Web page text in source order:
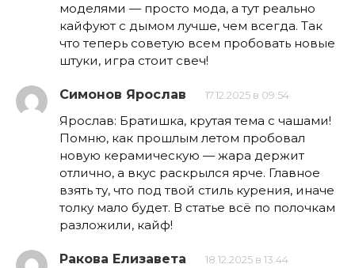
моделями — просто мода, а тут реально
кайфуют с дымом лучше, чем всегда. Так
что теперь советую всем пробовать новые
штуки, игра стоит свеч!
Симонов Ярослав 17.12.2025 в 09:54
Ярослав: Братишка, крутая тема с чашами!
Помню, как прошлым летом пробовал
новую керамическую — жара держит
отлично, а вкус раскрылся ярче. Главное
взять ту, что под твой стиль курения, иначе
толку мало будет. В статье всё по полочкам
разложили, кайф!
Ракова Елизавета 18.12.2025 в 13:44